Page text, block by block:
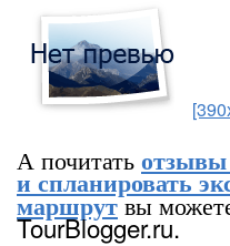
А почитать
и спланировать
маршрутвы
TourBlogger.ru.